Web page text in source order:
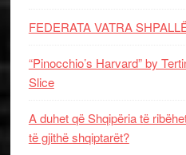
FEDERATA VATRA
“Pinocchio’s Harvard” by
Slice
A duhet që Shqipëria të
të gjithë shqiptarët?